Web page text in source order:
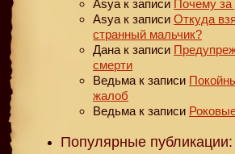
Asya к записи Почему
Asya к записи Откуда
странный мальчик?
Дана к записи
смерти
Ведьма к записи
жалоб
Ведьма к записи
Популярные публикации: